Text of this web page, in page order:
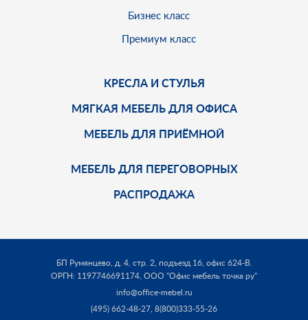
Бизнес класс
Премиум класс
КРЕСЛА И СТУЛЬЯ
МЯГКАЯ МЕБЕЛЬ ДЛЯ ОФИСА
МЕБЕЛЬ ДЛЯ ПРИЁМНОЙ
МЕБЕЛЬ ДЛЯ ПЕРЕГОВОРНЫХ
РАСПРОДАЖА
БП Румянцево, д. 4, стр. 2, подъезд 16, офис 624-В.
ОРГН: 1197746691174, ООО "Офис мебель точка ру"
info@office-mebel.ru
(495) 662-48-27, 8(800)333-55-26